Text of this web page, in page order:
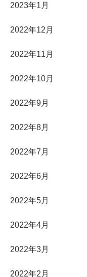
2023年1月
2022年12月
2022年11月
2022年10月
2022年9月
2022年8月
2022年7月
2022年6月
2022年5月
2022年4月
2022年3月
2022年2月